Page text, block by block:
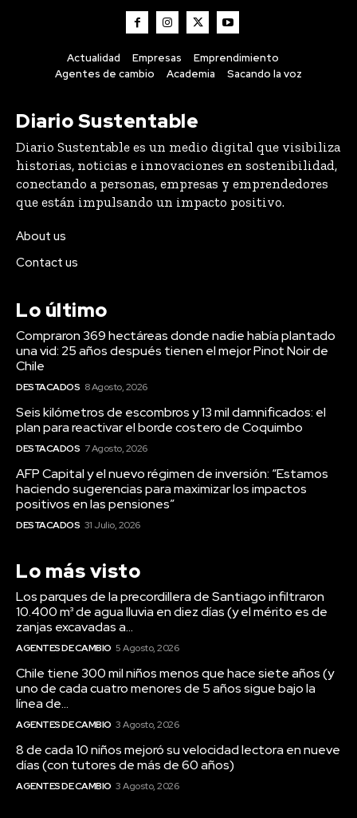
Actualidad Empresas
Emprendimiento
Agentes de cambio
Academia Sacando la voz
Diario Sustentable
Diario Sustentable es un medio digital que visibiliza
historias, noticias e innovaciones en sostenibilidad,
conectando a personas, empresas y emprendedores
que están impulsando un impacto positivo.
About us
Contact us
Lo último
Compraron 369 hectáreas donde nadie había plantado
una vid: 25 años después tienen el mejor Pinot Noir de
Chile
DESTACADOS 8 Agosto, 2026
Seis kilómetros de escombros y 13 mil damnificados: el
plan para reactivar el borde costero de Coquimbo
DESTACADOS 7 Agosto, 2026
AFP Capital y el nuevo régimen de inversión: “Estamos
haciendo sugerencias para maximizar los impactos
positivos en las pensiones”
DESTACADOS 31 Julio, 2026
Lo más visto
Los parques de la precordillera de Santiago infiltraron
10.400 m³ de agua lluvia en diez días (y el mérito es de
zanjas excavadas a...
AGENTES DE CAMBIO 5 Agosto, 2026
Chile tiene 300 mil niños menos que hace siete años (y
uno de cada cuatro menores de 5 años sigue bajo la
línea de...
AGENTES DE CAMBIO 3 Agosto, 2026
8 de cada 10 niños mejoró su velocidad lectora en nueve
días (con tutores de más de 60 años)
AGENTES DE CAMBIO 3 Agosto, 2026